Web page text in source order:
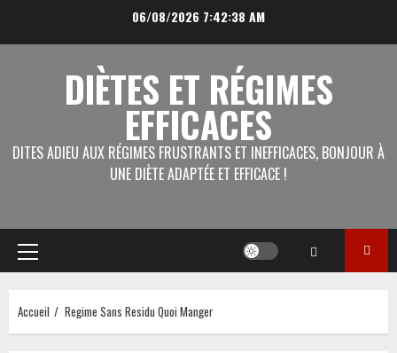
06/08/2026 7:42:39 AM
DIÈTES ET RÉGIMES
EFFICACES
DITES ADIEU AUX RÉGIMES FRUSTRANTS ET INEFFICACES, BONJOUR À
UNE DIÈTE ADAPTÉE ET EFFICACE !
Menu
principal
Accueil Regime Sans Residu Quoi Manger